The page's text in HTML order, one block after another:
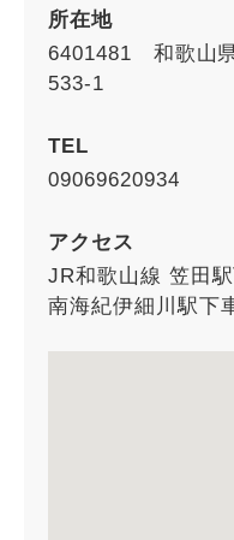
所在地
6401481 和歌山
533-1
TEL
09069620934
アクセス
JR和歌山線 笠田
南海紀伊細川駅下